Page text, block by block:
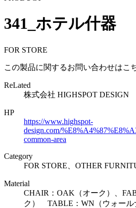
341_ホテル什器
FOR STORE
この製品に関するお問い合わせはこ
ReLated
株式会社 HIGHSPOT DESIGN
HP
https://www.highspot-
design.com/
common-area
Category
FOR STORE、OTHER
Material
CHAIR：OAK（オーク）、
ク） TABLE：WN（ウォール